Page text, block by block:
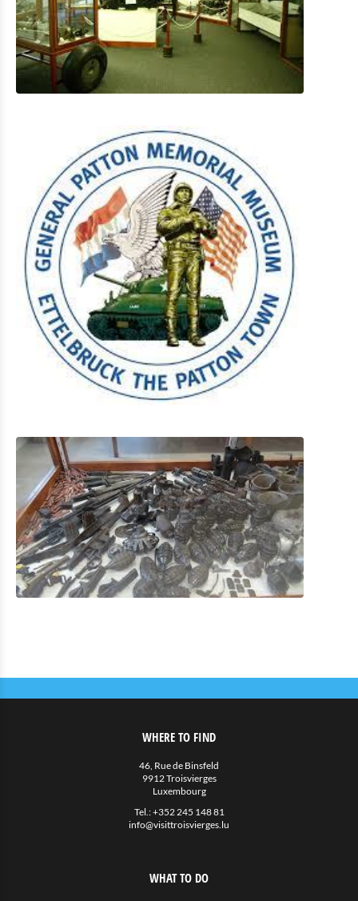
Victor Hugo Haus Literatur Museum
Geschichtsmuseum der Stadt Vianden
Geschichtsmuseum der Brauerei Diekirch
Nationalmuseum der Militärgeschichte
Schreibutensilien
Museum der Wassermühle
Shopping
Mobilität in Troisvierges
Fahrrad Vermietung
Indoor Aktivitäten
Eat & Sleep
WHERE TO FIND
46, Rue de Binsfeld
9912 Troisvierges
Luxembourg
Tel.:+352 245 148 81
info@visittroisvierges.lu
WHAT TO DO